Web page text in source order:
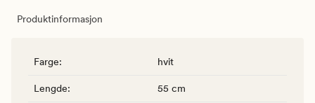
Produktinformasjon
Farge: hvit
Lengde: 55 cm